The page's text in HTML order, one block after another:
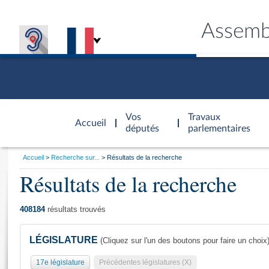
Accueil
d'accueil
Vos
députés
Travaux
parlementaires
Général
Vous
Accueil Recherche sur... Résultats de la recherche
Résultats de la recherche
408184résultats trouvés
LÉGISLATURE (Cliquez sur l'un des boutons pour faire un choix)
17e législature Précédentes législatures (X)